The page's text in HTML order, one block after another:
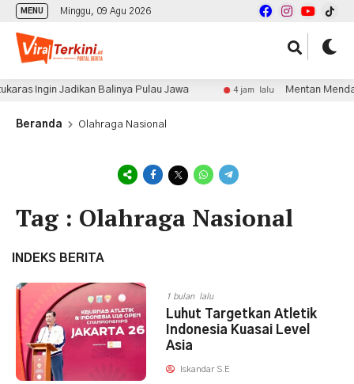
MENU Minggu, 09 Agu 2026
Ingin Jadikan Balinya Pulau Jawa 4 jam lalu Mentan
Beranda Olahraga Nasional
Tag : Olahraga Nasional
INDEKS BERITA
1 bulan lalu
Luhut Targetkan Atletik
Indonesia Kuasai Level
Asia
Iskandar S.E